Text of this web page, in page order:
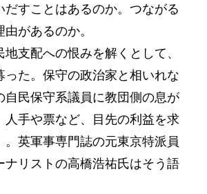
だすことはあるのか。つながる
があるのか。
支配への恨みを解くとして、
った。保守の政治家と相いれな
自民保守系議員に教団側の息が
人手や票など、目先の利益を求
。英軍事専門誌の元東京特派員
ナリストの高橋浩祐氏はそう語